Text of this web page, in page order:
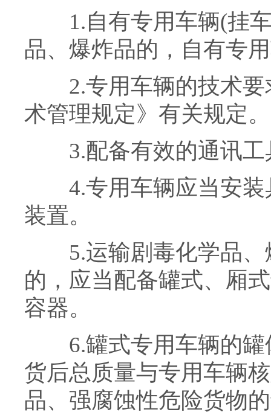
1.自有专用车辆(挂车
品、爆炸品的，自有专
2.专用车辆的技术要
术管理规定》有关规定。
3.配备有效的通讯工
4.专用车辆应当安装
装置。
5.运输剧毒化学品、
的，应当配备罐式、厢
容器。
6.罐式专用车辆的罐
货后总质量与专用车辆
品、强腐蚀性危险货物